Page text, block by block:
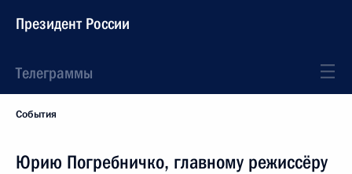
Президент России
Телеграммы
События
Юрию Погребничко, главному режиссёру